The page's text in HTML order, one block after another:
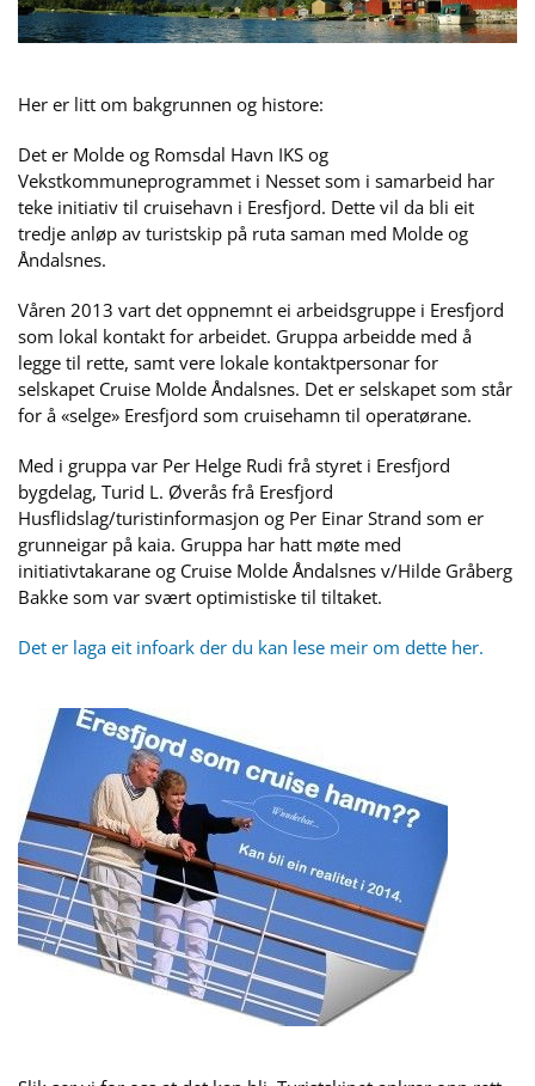
Her er litt om bakgrunnen og histore:
Det er Molde og Romsdal Havn IKS og
Vekstkommuneprogrammet i Nesset som i samarbeid har
teke initiativ til cruisehavn i Eresfjord. Dette vil da bli eit
tredje anløp av turistskip på ruta saman med Molde og
Åndalsnes.
Våren 2013 vart det oppnemnt ei arbeidsgruppe i Eresfjord
som lokal kontakt for arbeidet. Gruppa arbeidde med å
legge til rette, samt vere lokale kontaktpersonar for
selskapet Cruise Molde Åndalsnes. Det er selskapet som står
for å «selge» Eresfjord som cruisehamn til operatørane.
Med i gruppa var Per Helge Rudi frå styret i Eresfjord
bygdelag, Turid L. Øverås frå Eresfjord
Husflidslag/turistinformasjon og Per Einar Strand som er
grunneigar på kaia. Gruppa har hatt møte med
initiativtakarane og Cruise Molde Åndalsnes v/Hilde Gråberg
Bakke som var svært optimistiske til tiltaket.
Det er laga eit infoark der du kan lese meir om dette her.